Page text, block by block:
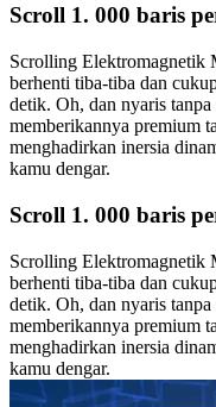
Scroll 1. 000 baris
Scrolling Elektromagnetik
berhenti tiba-tiba dan
detik. Oh, dan nyaris
memberikannya premium
menghadirkan inersia
kamu dengar.
Scroll 1. 000 baris
Scrolling Elektromagnetik
berhenti tiba-tiba dan
detik. Oh, dan nyaris
memberikannya premium
menghadirkan inersia
kamu dengar.